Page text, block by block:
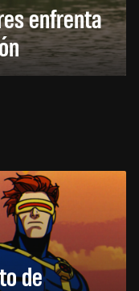
enfrenta
de